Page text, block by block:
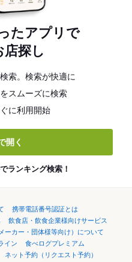
たアプリで
店探し
索。検索が快適に
スムーズに検索
に利用開始
開く
ランキング検索！
携帯電話番号認証とは
飲食店・飲食企業様向けサービス
ーカー・団体様等向け）について
イン
食べログプレミアム
ネット予約（リクエスト予約）